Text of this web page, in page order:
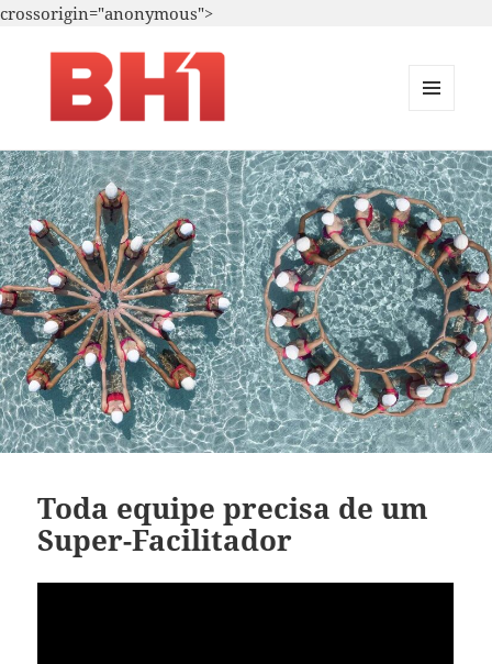
crossorigin="anonymous">
i.A. – Marketing – T.i.
WIDGETS
Toda equipe precisa de um
Super-Facilitador